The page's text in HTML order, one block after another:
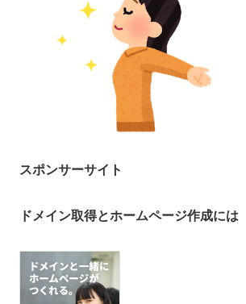
スポンサーサイト
ドメイン取得とホームページ作成には